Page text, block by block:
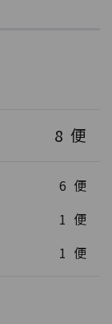
8 便
6 便
1 便
1 便